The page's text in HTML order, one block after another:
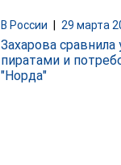
В России | 29 марта
Захарова
пиратами и
"Норда"